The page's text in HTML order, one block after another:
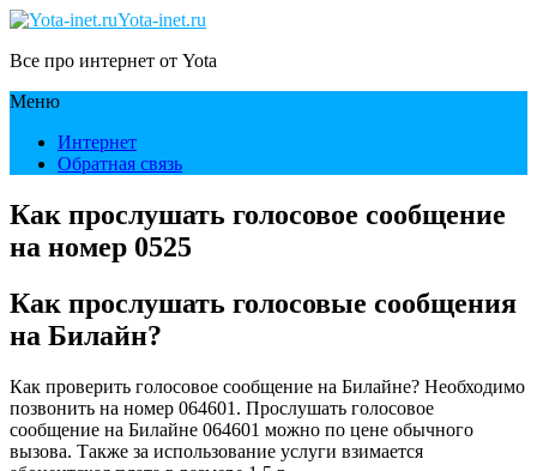
Yota-inet.ru
Все про интернет от Yota
Меню
Интернет
Обратная связь
Как прослушать голосовое сообщение
на номер 0525
Как прослушать голосовые сообщения
на Билайн?
Как проверить голосовое сообщение на Билайне? Необходимо
позвонить на номер 064601. Прослушать голосовое
сообщение на Билайне 064601 можно по цене обычного
вызова. Также за использование услуги взимается